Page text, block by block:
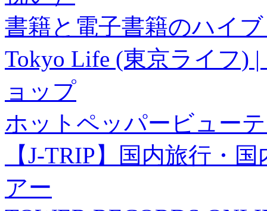
書籍と電子書籍のハイ
Tokyo Life (東京ライフ)
ョップ
ホットペッパービュー
【J-TRIP】国内旅行・
アー